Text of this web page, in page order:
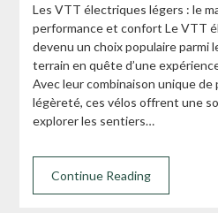
Les VTT électriques légers : le
performance et confort Le VTT
devenu un choix populaire parmi
terrain en quête d’une
Avec leur combinaison unique
légèreté, ces vélos offrent une
explorer les sentiers…
Continue Reading